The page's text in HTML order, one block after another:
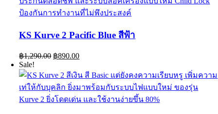
KS Kurve 2 Pacific Blue สีฟ้า
฿1,290.00 Original
was:
฿1,290.00.
฿890.00Current
is:
฿890.00.
Sale!